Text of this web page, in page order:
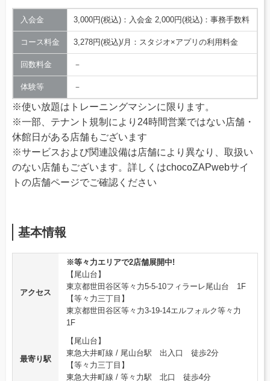
入会金 3,000円(税込)：入会金 2,000円(税込)：事務手数料
コース料金 3,278円(税込)/月：スタジオ×アプリの利用料金
回数料金 －
体験等 －
※使い放題はトレーニングマシンに限ります。
※一部、テナント規制により24時間営業ではない店舗・
休館日がある店舗もございます
※サービスおよび関連設備は店舗により異なり、取扱い
のない店舗もございます。詳しくはchocoZAPwebサイ
トの店舗ページでご確認ください
基本情報
アクセス
※等々力エリアで2店舗展開中!
【尾山台】
東京都世田谷区等々力5-5-10フィラーレ尾山台 1F
【等々力三丁目】
東京都世田谷区等々力3-19-14エルフォルク等々力
1F
最寄り駅
【尾山台】
東急大井町線 / 尾山台駅 出入口 徒歩2分
【等々力三丁目】
東急大井町線 / 等々力駅 北口 徒歩4分